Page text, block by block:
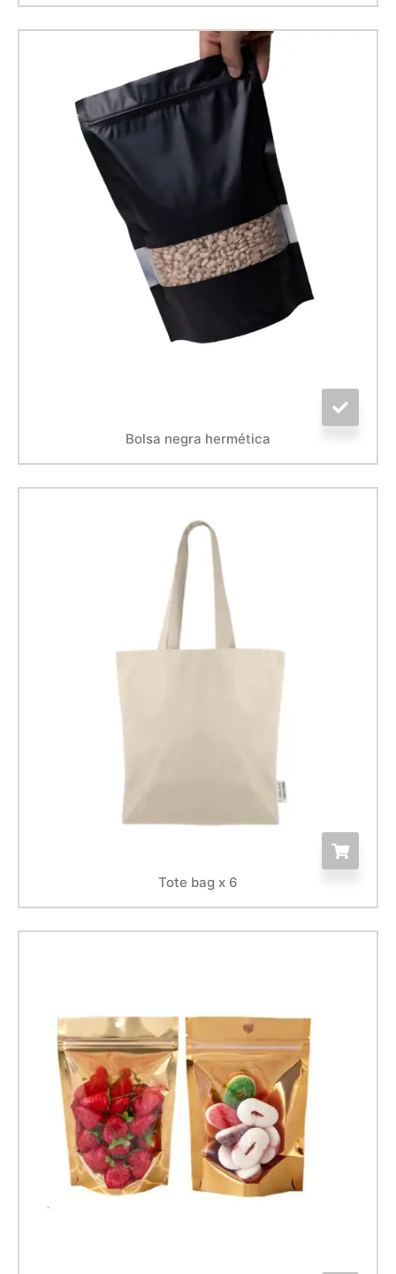
Bolsa negra hermética
Tote bag x 6